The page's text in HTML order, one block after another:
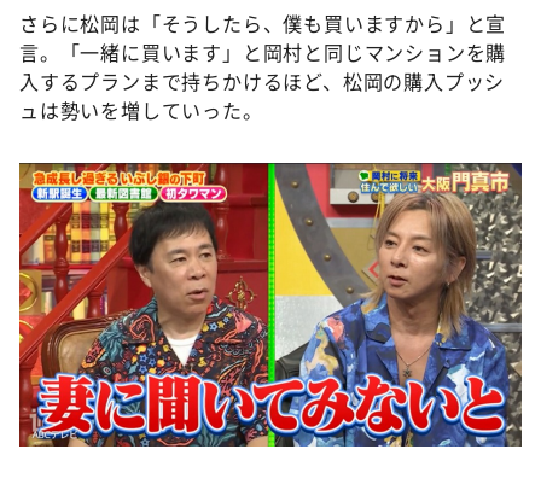
さらに松岡は「そうしたら、僕も買いますから」と宣
言。「一緒に買います」と岡村と同じマンションを購
入するプランまで持ちかけるほど、松岡の購入プッシ
ュは勢いを増していった。